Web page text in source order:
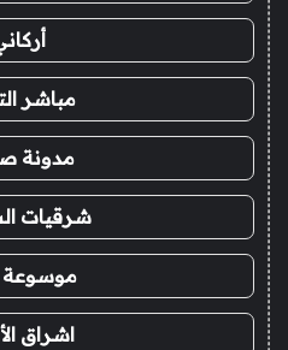
مباشر
مدونة
شرقيات
موسوعة
اشراق